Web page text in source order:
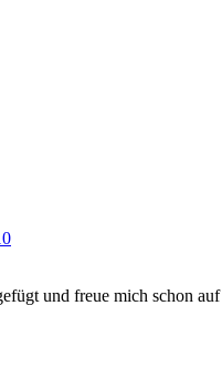
und freue mich schon